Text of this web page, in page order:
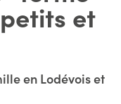
et
en Lodévois et